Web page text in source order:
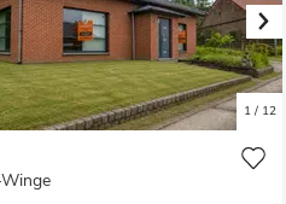
Next
1/ 12